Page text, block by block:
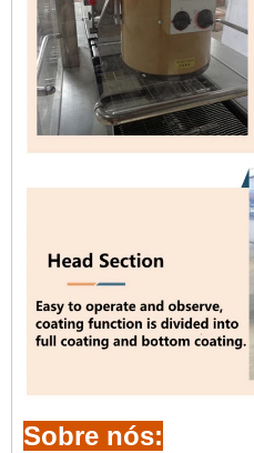
Sobre nós: